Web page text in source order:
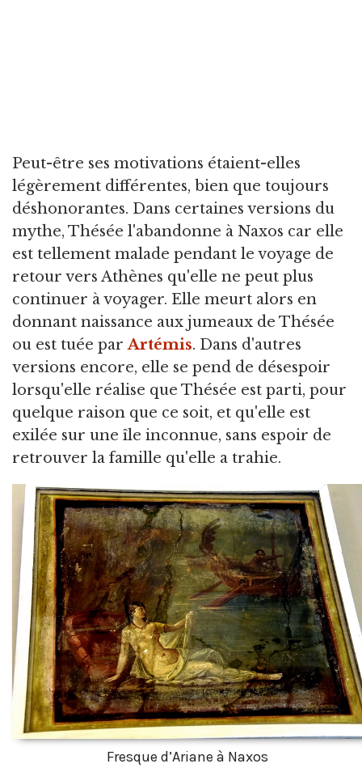
Peut-être ses motivations étaient-elles
légèrement différentes, bien que toujours
déshonorantes. Dans certaines versions du
mythe, Thésée l'abandonne à Naxos car elle
est tellement malade pendant le voyage de
retour vers Athènes qu'elle ne peut plus
continuer à voyager. Elle meurt alors en
donnant naissance aux jumeaux de Thésée
ou est tuée parArtémis. Dans d'autres
versions encore, elle se pend de désespoir
lorsqu'elle réalise que Thésée est parti, pour
quelque raison que ce soit, et qu'elle est
exilée sur une île inconnue, sans espoir de
retrouver la famille qu'elle a trahie.
Fresque d’Ariane à Naxos